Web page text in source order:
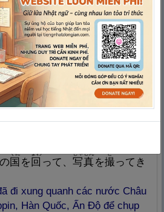
Nghĩa: Gốc, rễ, cội nguồn của
sự vật, sách
。
thích đồ ăn Nhật Bản như
thì đã tăng lên.
、サッカーといったスポー
ある。
các môn thể thao như là
Nghĩa: Triều Tiên, Hàn QuốcNghĩa: Đất nước, quốc gia, quê
国
Nghĩa: Đất nước, quốc gia, quê
nhà
くに
を 回
まわ
って、 写真
しゃしん
を撮
Nghĩa: Chụp (ảnh), quay (phim),
bắt lấy
と
ってき
xung quanh các nước Châu
Hàn Quốc, Ấn Độ để chụp